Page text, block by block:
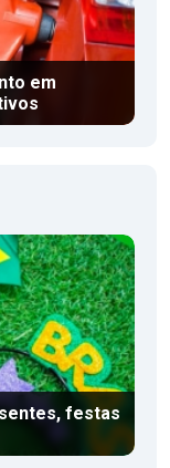
em
festas